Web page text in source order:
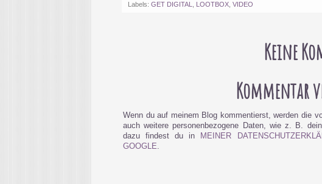
Labels: GET DIGITAL LOOTBOX VIDEO
Keine
Kommentar
Wenn du auf meinem Blog kommentierst, werden die
auch weitere personenbezogene Daten, wie z. B.
dazu findest du in
MEINER
GOOGLE.